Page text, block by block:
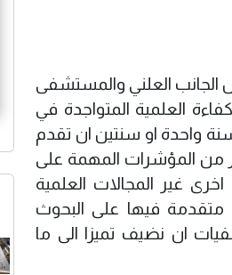
الجانب العلني والمستشفى
العلمية المتواجدة في
واحدة او سنتين ان تقدم
من المؤشرات المهمة على
غير المجالات العلمية
متقدمة فيها على البحوث
ان نضيف تميزا الى ما